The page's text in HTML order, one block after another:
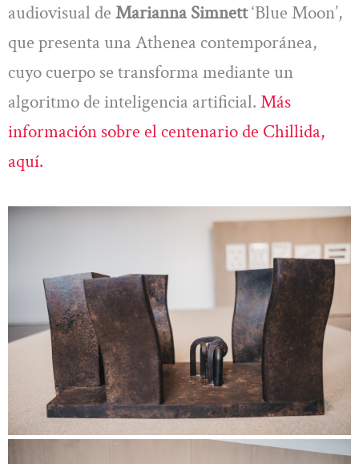
audiovisual de Marianna Simnett‘Blue Moon’,
que presenta una Athenea contemporánea,
cuyo cuerpo se transforma mediante un
algoritmo de inteligencia artificial. Más
información sobre el centenario de Chillida,
aquí.